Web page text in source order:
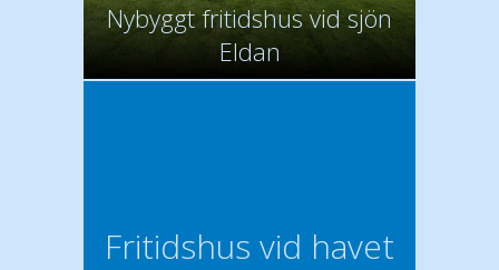
Nybyggt fritidshus vid sjön
Eldan
Fritidshus vid havet